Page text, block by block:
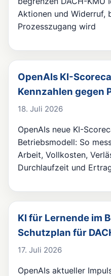
Aktionen und Widerruf,
Prozesszugang wird
OpenAIs KI-
Kennzahlen gegen
18. Juli 2026
OpenAIs neue KI-
Betriebsmodell: So
Arbeit, Vollkosten,
Durchlaufzeit und
KI für Lernende im
Schutzplan für
17. Juli 2026
OpenAIs aktueller